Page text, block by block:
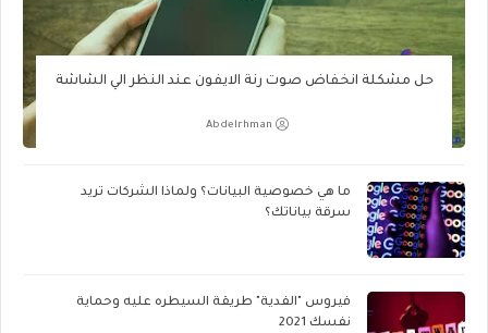
حل مشكلة انخفاض صوت رنة الايفون عند النظر الي الشاشة
Abdelrhman
ما هي خصوصية البيانات؟ ولماذا الشركات تريد
سرقة بياناتك؟
فيروس "الفدية" طريقة السيطره عليه وحماية
نفسك 2021